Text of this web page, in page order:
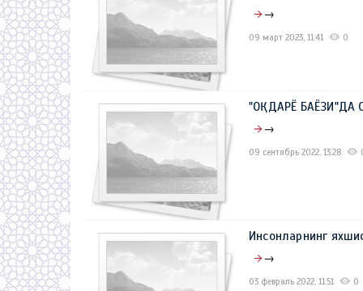
→
09 март 2023, 11:41 0
"OҚДАРЁ
→
09 сентябрь 2022, 13:28
Инсонларнинг
→
03 февраль 2022, 11:51 0